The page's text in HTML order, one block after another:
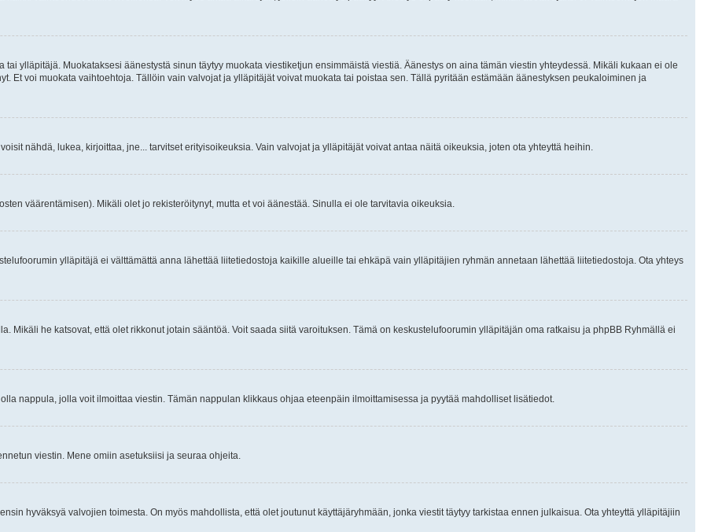
ylläpitäjä. Muokataksesi äänestystä sinun täytyy muokata viestiketjun ensimmäistä viestiä. Äänestys on aina tämän viestin yhteydessä. Mikäli kukaan ei ole
Et voi muokata vaihtoehtoja. Tällöin vain valvojat ja ylläpitäjät voivat muokata tai poistaa sen. Tällä pyritään estämään äänestyksen peukaloiminen ja
nähdä, lukea, kirjoittaa, jne... tarvitset erityisoikeuksia. Vain valvojat ja ylläpitäjät voivat antaa näitä oikeuksia, joten ota yhteyttä heihin.
väärentämisen). Mikäli olet jo rekisteröitynyt, mutta et voi äänestää. Sinulla ei ole tarvitavia oikeuksia.
ylläpitäjä ei välttämättä anna lähettää liitetiedostoja kaikille alueille tai ehkäpä vain ylläpitäjien ryhmän annetaan lähettää liitetiedostoja. Ota yhteys
Mikäli he katsovat, että olet rikkonut jotain sääntöä. Voit saada siitä varoituksen. Tämä on keskustelufoorumin ylläpitäjän oma ratkaisu ja phpBB Ryhmällä ei
nappula, jolla voit ilmoittaa viestin. Tämän nappulan klikkaus ohjaa eteenpäin ilmoittamisessa ja pyytää mahdolliset lisätiedot.
viestin. Mene omiin asetuksiisi ja seuraa ohjeita.
hyväksyä valvojien toimesta. On myös mahdollista, että olet joutunut käyttäjäryhmään, jonka viestit täytyy tarkistaa ennen julkaisua. Ota yhteyttä ylläpitäjiin